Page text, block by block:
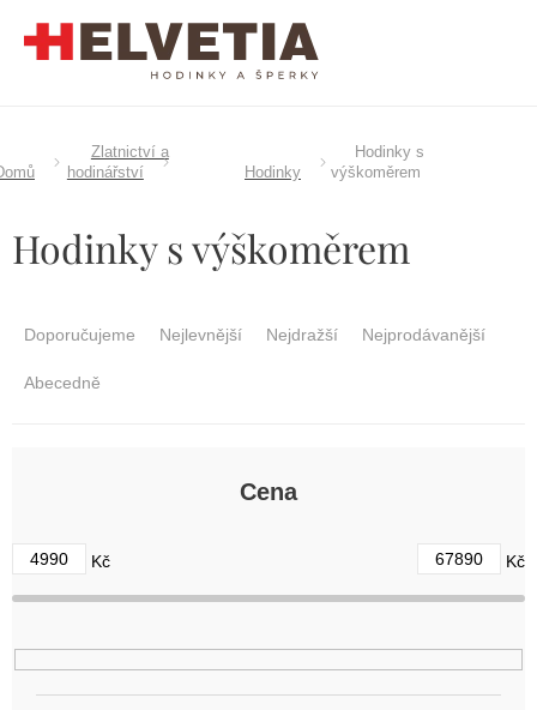
Zlatnictví a
hodinářství
Hodinky
Hodinky s
výškoměrem
Hodinky s výškoměrem
d
u
k
ů
Doporučujeme Nejlevnější Nejdražší Nejprodávanější
Abecedně
Cena
4990 Kč 67890 Kč